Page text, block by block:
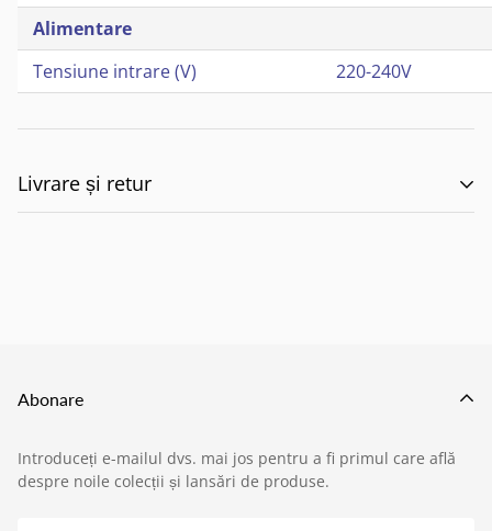
Alimentare
Tensiune intrare (V)
220-240V
Livrare și retur
Această politică reglementează modul în care
produsele comandate de pe site-ul nostru sunt livrate
Abonare
Introduceți e-mailul dvs. mai jos pentru a fi primul care află
despre noile colecții și lansări de produse.